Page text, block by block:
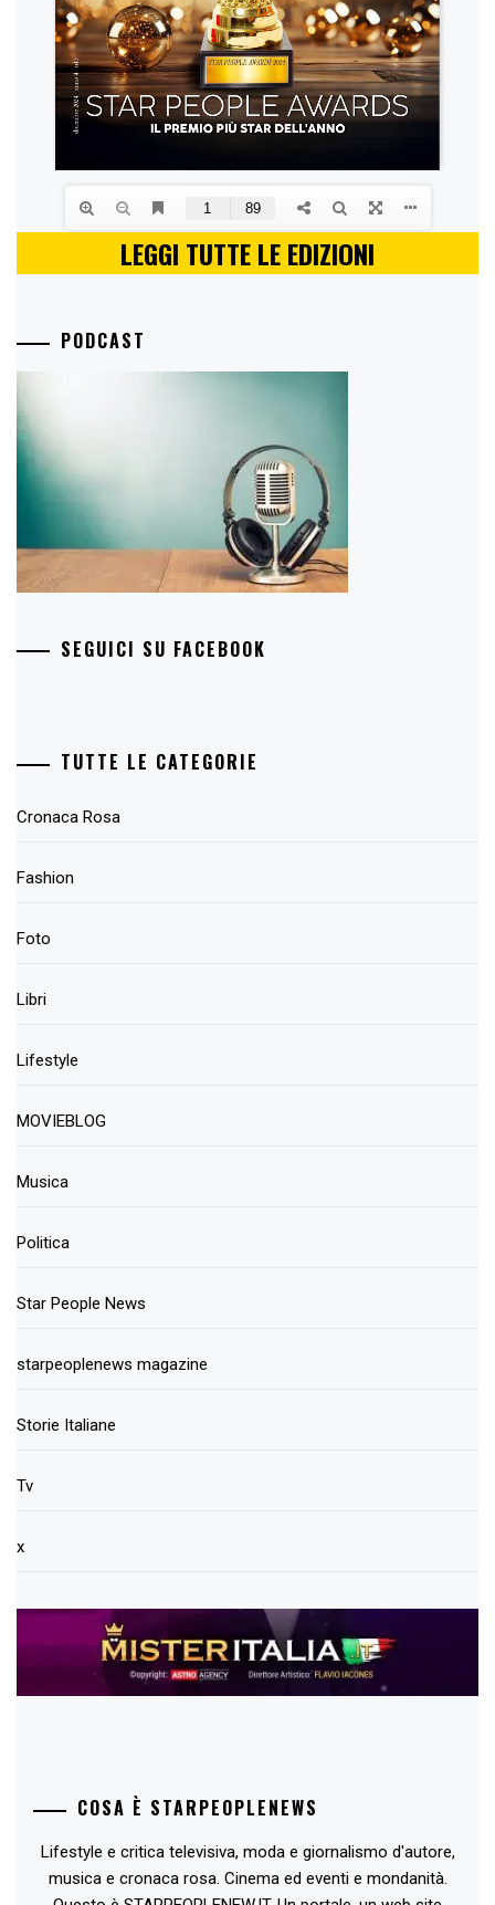
LEGGI TUTTE LE EDIZIONI
PODCAST
SEGUICI SU FACEBOOK
TUTTE LE CATEGORIE
Cronaca Rosa
Fashion
Foto
Libri
Lifestyle
MOVIEBLOG
Musica
Politica
Star People News
starpeoplenews magazine
Storie Italiane
Tv
x
COSA È STARPEOPLENEWS
Lifestyle e critica televisiva, moda e giornalismo d'autore,
musica e cronaca rosa. Cinema ed eventi e mondanità.